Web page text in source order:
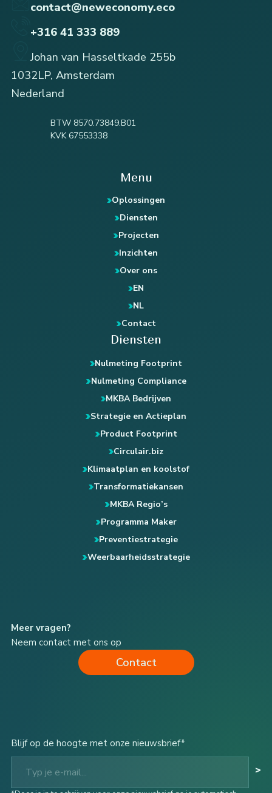
contact@neweconomy.eco
+316 41 333 889
Johan van Hasseltkade 255b
1032LP, Amsterdam
Nederland
BTW 8570.73849.B01
KVK 67553338
Menu
Oplossingen
Diensten
Projecten
Inzichten
Over ons
EN
NL
Contact
Diensten
Nulmeting Footprint
Nulmeting Compliance
MKBA Bedrijven
Strategie en Actieplan
Product Footprint
Circulair.biz
Klimaatplan en koolstof
Transformatiekansen
MKBA Regio’s
Programma Maker
Preventiestrategie
Weerbaarheidsstrategie
Meer vragen?
Neem contact met ons op
Contact
Blijf op de hoogte met onze nieuwsbrief*
Typ je e-mail...
>